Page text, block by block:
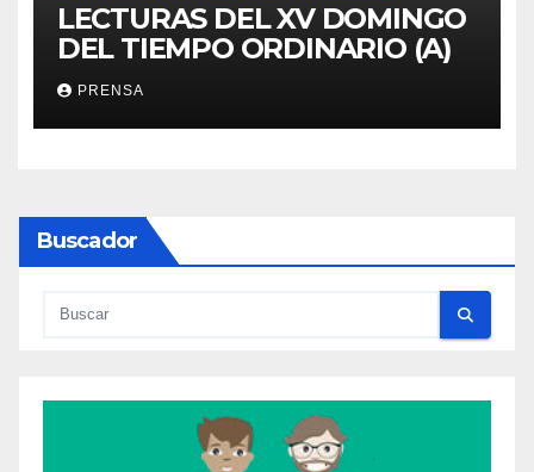
LECTURAS DEL XV DOMINGO
DEL TIEMPO ORDINARIO (A)
PRENSA
Buscador